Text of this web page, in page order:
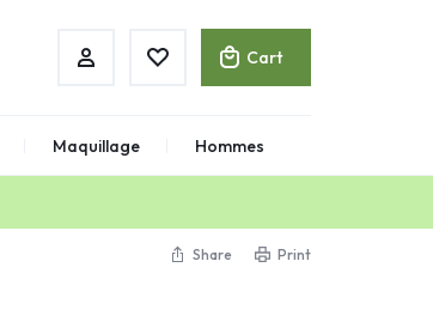
Cart
Maquillage Hommes
Share Print